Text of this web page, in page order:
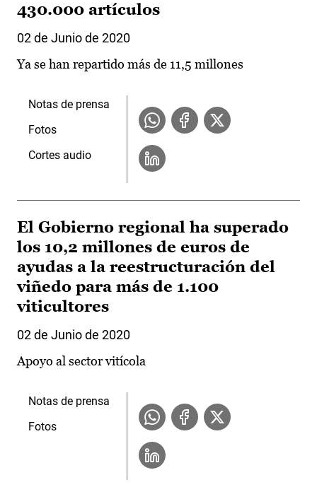
430.000 artículos
02 de Junio de 2020
Ya se han repartido más de 11,5 millones
Notas de prensa
Fotos
Cortes audio
El Gobierno regional ha superado
los 10,2 millones de euros de
ayudas a la reestructuración del
viñedo para más de 1.100
viticultores
02 de Junio de 2020
Apoyo al sector vitícola
Notas de prensa
Fotos